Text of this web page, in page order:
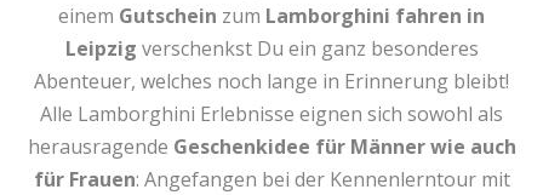
einem Gutschein zum Lamborghini fahren in
Leipzig verschenkst Du ein ganz besonderes
Abenteuer, welches noch lange in Erinnerung bleibt!
Alle Lamborghini Erlebnisse eignen sich sowohl als
herausragende Geschenkidee für Männer wie auch
für Frauen: Angefangen bei der Kennenlerntour mit